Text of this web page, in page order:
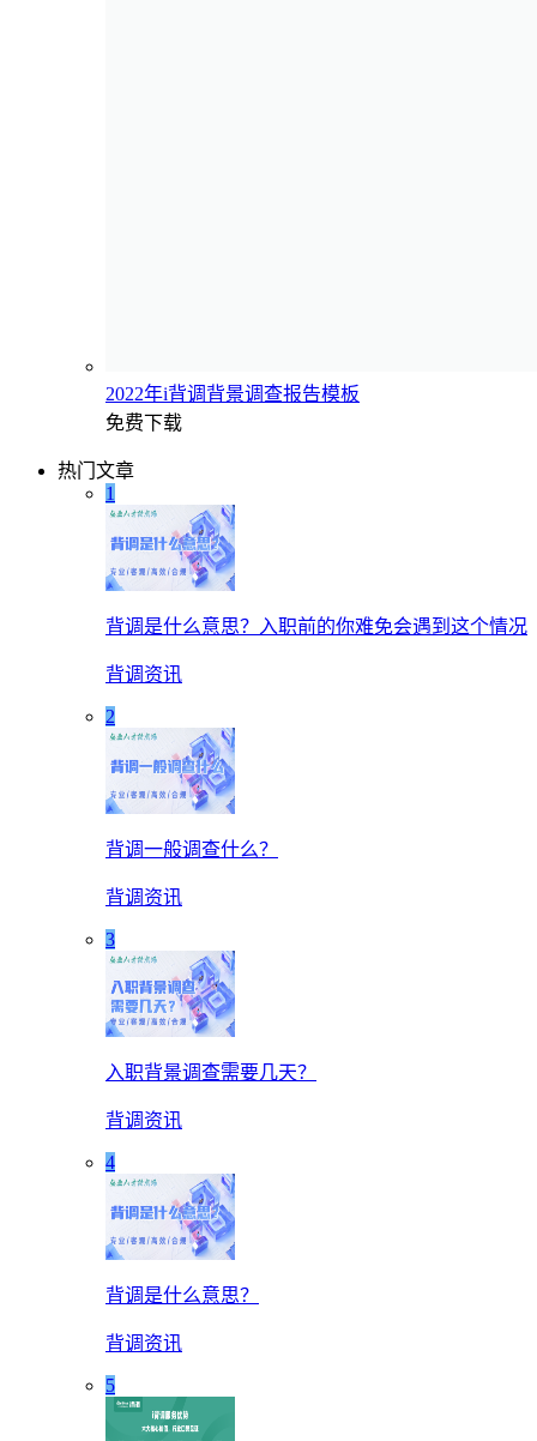
2022年i背调背景调查报告模板
免费下载
热门文章
1
背调是什么意思？入职前的你难免会遇到这个情况
背调资讯
2
背调一般调查什么？
背调资讯
3
入职背景调查需要几天？
背调资讯
4
背调是什么意思？
背调资讯
5